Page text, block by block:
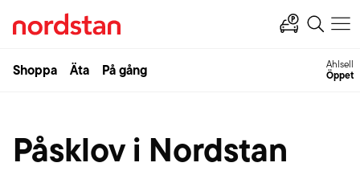
Shoppa Äta På gång Ahlsell
Öppet
Påsklov i Nordstan